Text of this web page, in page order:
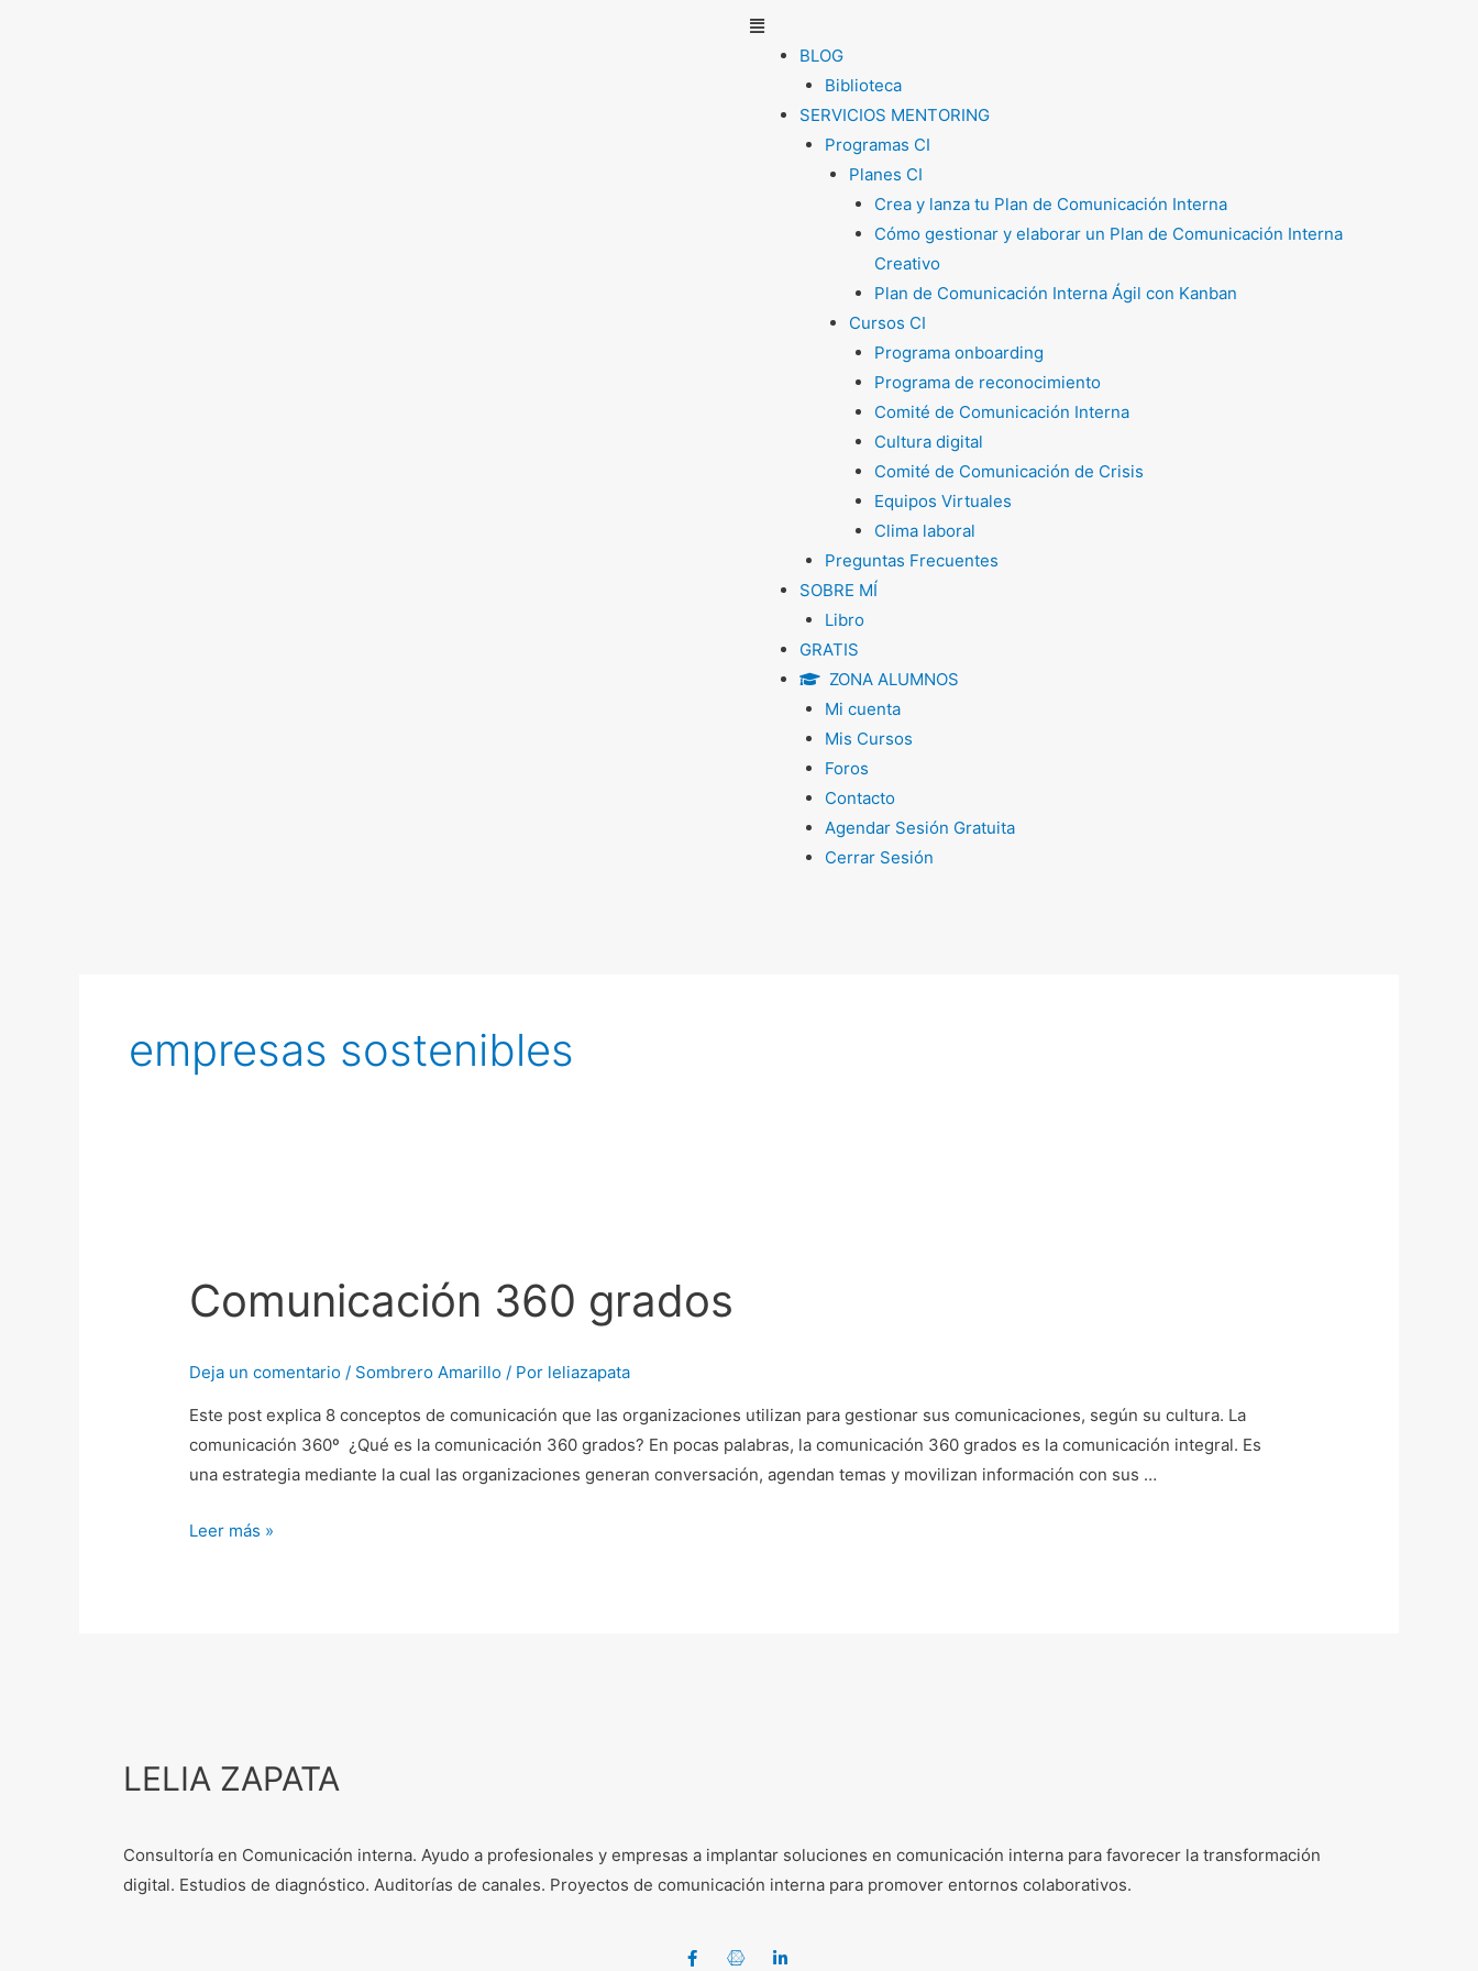
Menú
BLOG
Biblioteca
SERVICIOS MENTORING
Programas CI
Planes CI
Crea y lanza tu Plan de Comunicación Interna
Cómo gestionar y elaborar un Plan de Comunicación Interna
Creativo
Plan de Comunicación Interna Ágil con Kanban
Cursos CI
Programa onboarding
Programa de reconocimiento
Comité de Comunicación Interna
Cultura digital
Comité de Comunicación de Crisis
Equipos Virtuales
Clima laboral
Preguntas Frecuentes
SOBRE MÍ
Libro
GRATIS
ZONA ALUMNOS
Mi cuenta
Mis Cursos
Foros
Contacto
Agendar Sesión Gratuita
Cerrar Sesión
empresas sostenibles
Comunicación 360 grados
Deja un comentario / Sombrero Amarillo / Por leliazapata
Este post explica 8 conceptos de comunicación que las organizaciones utilizan para gestionar sus comunicaciones, según su cultura. La
comunicación 360º ¿Qué es la comunicación 360 grados? En pocas palabras, la comunicación 360 grados es la comunicación integral. Es
una estrategia mediante la cual las organizaciones generan conversación, agendan temas y movilizan información con sus …
grados
Leer más »
LELIA ZAPATA
Consultoría en Comunicación interna. Ayudo a profesionales y empresas a implantar soluciones en comunicación interna para favorecer la transformación
digital. Estudios de diagnóstico. Auditorías de canales. Proyectos de comunicación interna para promover entornos colaborativos.